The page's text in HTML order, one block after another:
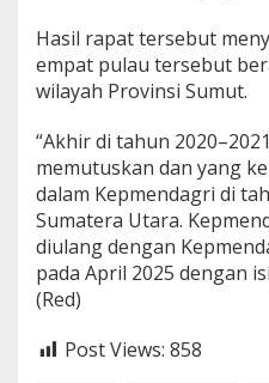
Hasil rapat tersebut
empat pulau tersebut
wilayah Provinsi Sumut.
“Akhir di tahun
memutuskan dan yang
dalam Kepmendagri di
Sumatera Utara.
diulang dengan
pada April 2025 dengan
(Red)
Post Views: 858